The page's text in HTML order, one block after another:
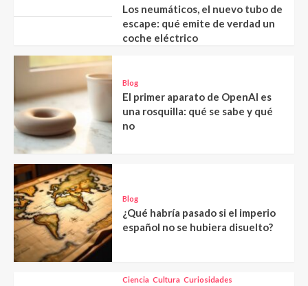
Los neumáticos, el nuevo tubo de
escape: qué emite de verdad un
coche eléctrico
Blog
El primer aparato de OpenAI es
una rosquilla: qué se sabe y qué
no
Blog
¿Qué habría pasado si el imperio
español no se hubiera disuelto?
Ciencia Cultura Curiosidades